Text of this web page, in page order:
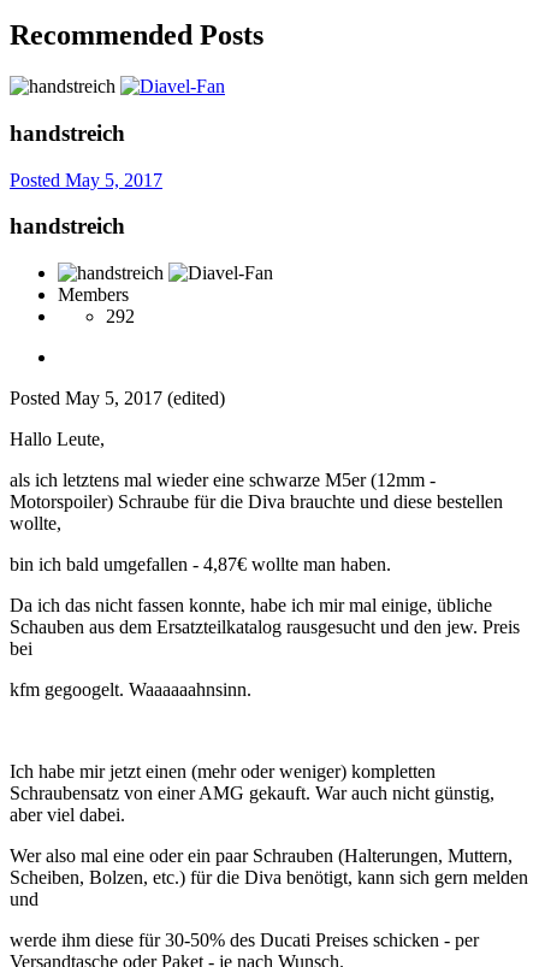
Recommended Posts
handstreich
Posted May 5, 2017
handstreich
Members
292
Posted May 5, 2017 (edited)
Hallo Leute,
als ich letztens mal wieder eine schwarze M5er (12mm -
Motorspoiler) Schraube für die Diva brauchte und diese bestellen
wollte,
bin ich bald umgefallen - 4,87€ wollte man haben.
Da ich das nicht fassen konnte, habe ich mir mal einige, übliche
Schauben aus dem Ersatzteilkatalog rausgesucht und den jew. Preis
bei
kfm gegoogelt. Waaaaaahnsinn.
Ich habe mir jetzt einen (mehr oder weniger) kompletten
Schraubensatz von einer AMG gekauft. War auch nicht günstig,
aber viel dabei.
Wer also mal eine oder ein paar Schrauben (Halterungen, Muttern,
Scheiben, Bolzen, etc.) für die Diva benötigt, kann sich gern melden
und
werde ihm diese für 30-50% des Ducati Preises schicken - per
Versandtasche oder Paket - je nach Wunsch.